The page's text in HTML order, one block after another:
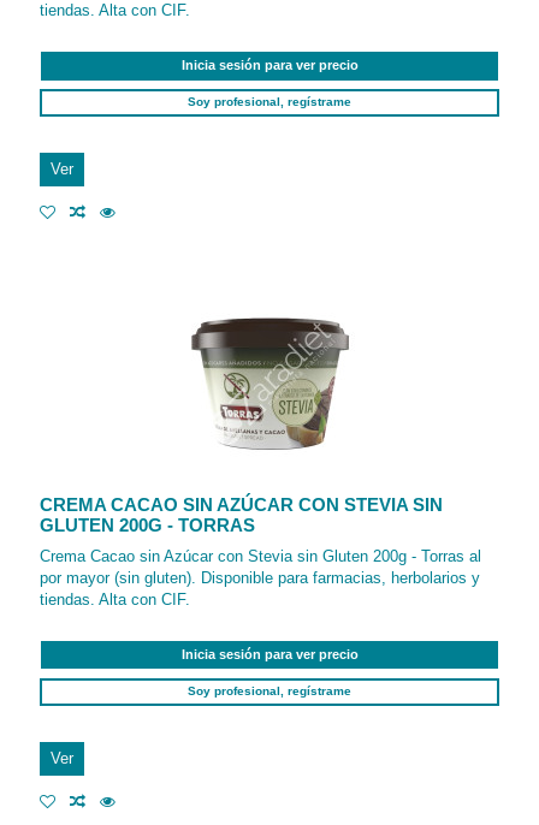
tiendas. Alta con CIF.
Inicia sesión para ver precio
Soy profesional, regístrame
Ver
CREMA CACAO SIN AZÚCAR CON STEVIA SIN
GLUTEN 200G - TORRAS
Crema Cacao sin Azúcar con Stevia sin Gluten 200g - Torras al
por mayor (sin gluten). Disponible para farmacias, herbolarios y
tiendas. Alta con CIF.
Inicia sesión para ver precio
Soy profesional, regístrame
Ver